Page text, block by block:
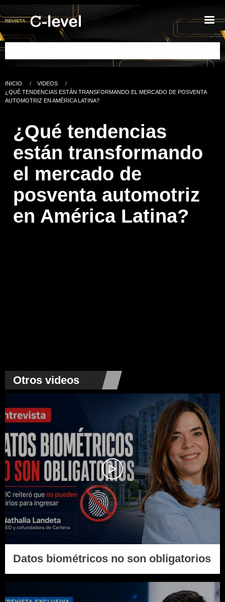
Pasar al contenido principal
Buscar
Ruta de navegación
INICIO
VIDEOS
CURRENT:
¿QUÉ TENDENCIAS ESTÁN TRANSFORMANDO EL MERCADO DE POSVENTA
AUTOMOTRIZ EN AMÉRICA LATINA?
¿Qué tendencias
están transformando
el mercado de
posventa automotriz
en América Latina?
Otros videos
Datos biométricos no son obligatorios